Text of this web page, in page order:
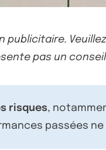
publicitaire.
pas un
risques,
passées